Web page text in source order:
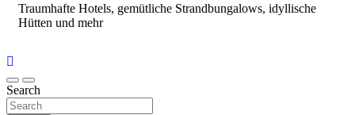
Traumhafte Hotels, gemütliche Strandbungalows, idyllische
Hütten und mehr
Search